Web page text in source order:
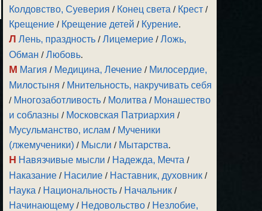
Колдовство, Суеверия / Конец света / Крест /
Крещение / Крещение детей / Курение.
Л Лень, праздность /Лицемерие /Ложь,
Обман /Любовь.
М Магия / Медицина, Лечение / Милосердие,
Милостыня / Мнительность, накручивать себя
/ Многозаботливость / Молитва / Монашество
и соблазны / Московская Патриархия /
Мусульманство, ислам / Мученики
(лжемученики) / Мысли / Мытарства.
Н Навязчивые мысли / Надежда, Мечта /
Наказание / Насилие / Наставник, духовник /
Наука / Национальность / Начальник /
Начинающему / Недовольство / Незлобие,